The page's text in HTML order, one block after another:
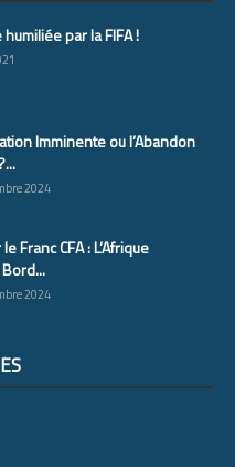
par la FIFA !
Imminente ou l’Abandon
2024
Franc CFA : L’Afrique
2024